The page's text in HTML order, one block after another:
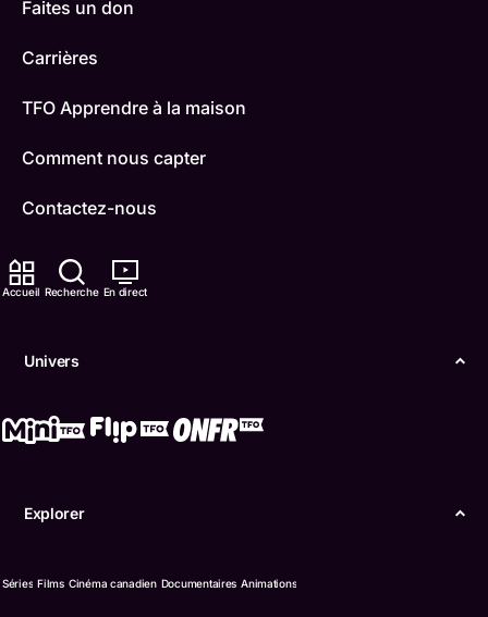
Accueil Recherche En direct
Univers
Explorer
Séries Films Cinéma canadien Documentaires Animations
Faites un don
Carrières
TFO Apprendre à la maison
Comment nous capter
Contactez-nous
ONFR
Boukili
Confidentialité
langue française de l’Ontario (TFO) - 2026